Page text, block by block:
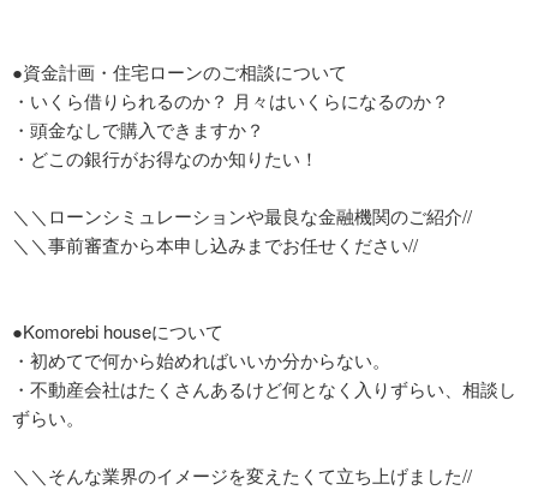
●資金計画・住宅ローンのご相談について
・いくら借りられるのか？ 月々はいくらになるのか？
・頭金なしで購入できますか？
・どこの銀行がお得なのか知りたい！
＼＼ローンシミュレーションや最良な金融機関のご紹介//
＼＼事前審査から本申し込みまでお任せください//
●Komorebi houseについて
・初めてで何から始めればいいか分からない。
・不動産会社はたくさんあるけど何となく入りずらい、相談し
ずらい。
＼＼そんな業界のイメージを変えたくて立ち上げました//